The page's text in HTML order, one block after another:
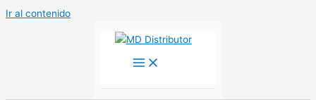
Ir al contenido